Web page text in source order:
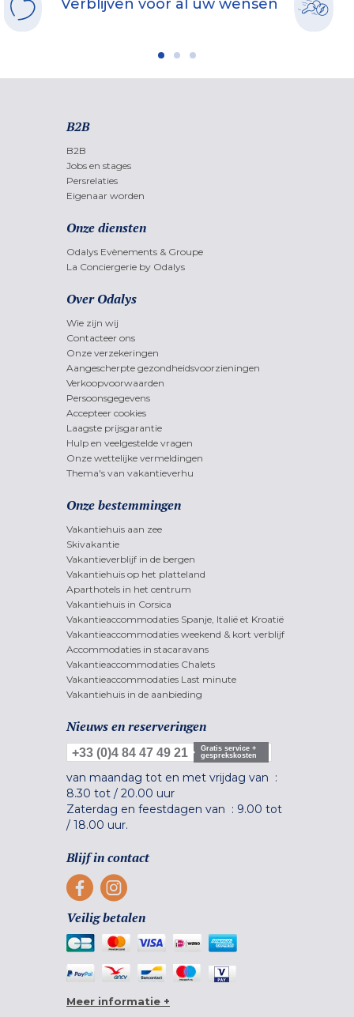
Verblijven voor al uw wensen
B2B
B2B
Jobs en stages
Persrelaties
Eigenaar worden
Onze diensten
Odalys Evènements & Groupe
La Conciergerie by Odalys
Over Odalys
Wie zijn wij
Contacteer ons
Onze verzekeringen
Aangescherpte gezondheidsvoorzieningen
Verkoopvoorwaarden
Persoonsgegevens
Accepteer cookies
Laagste prijsgarantie
Hulp en veelgestelde vragen
Onze wettelijke vermeldingen
Thema's van vakantieverhu
Onze bestemmingen
Vakantiehuis aan zee
Skivakantie
Vakantieverblijf in de bergen
Vakantiehuis op het platteland
Aparthotels in het centrum
Vakantiehuis in Corsica
Vakantieaccommodaties Spanje, Italië et Kroatië
Vakantieaccommodaties weekend & kort verblijf
Accommodaties in stacaravans
Vakantieaccommodaties Chalets
Vakantieaccommodaties Last minute
Vakantiehuis in de aanbieding
Nieuws en reserveringen
+33 (0)4 84 47 49 21
Gratis service +
gesprekskosten
van maandag tot en met vrijdag van :
8.30 tot / 20.00 uur
Zaterdag en feestdagen van : 9.00 tot
/ 18.00 uur.
Blijf in contact
Veilig betalen
Meer informatie +